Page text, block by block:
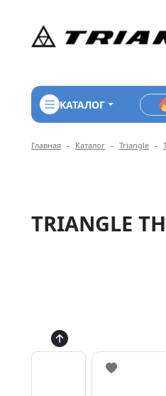
КАТАЛОГ
Навигация
Главная Каталог Triangle
TRIANGLE